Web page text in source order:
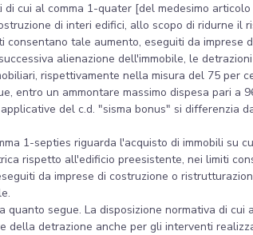
cui al comma 1-quater [del medesimo
di interi edifici, allo scopo di ridurne
tale aumento, eseguiti da
alienazione dell'immobile, le
rispettivamente nella misura del 75 per
entro un ammontare massimo dispesa pari a
del c.d. "sisma bonus" si
1-septies riguarda l'acquisto di immobili
rispetto all'edificio preesistente, nei limiti
da imprese di costruzione o
quanto segue. La disposizione normativa di
detrazione anche per gli interventi